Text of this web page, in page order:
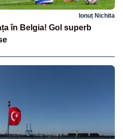
Ionuț Nichita
în Belgia! Gol superb